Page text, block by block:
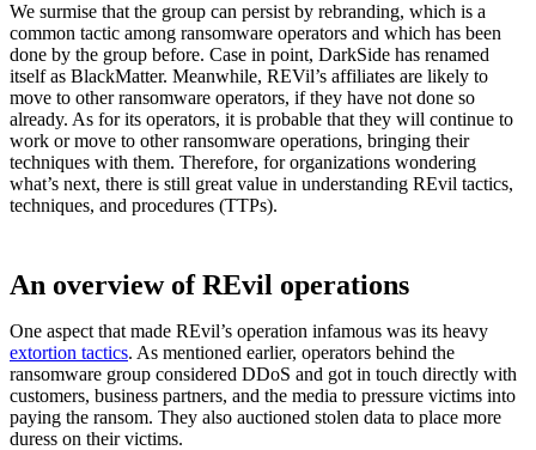
We surmise that the group can persist by rebranding, which is a
common tactic among ransomware operators and which has been
done by the group before. Case in point, DarkSide has renamed
itself as BlackMatter. Meanwhile, REVil’s affiliates are likely to
move to other ransomware operators, if they have not done so
already. As for its operators, it is probable that they will continue to
work or move to other ransomware operations, bringing their
techniques with them. Therefore, for organizations wondering
what’s next, there is still great value in understanding REvil tactics,
techniques, and procedures (TTPs).
An overview of REvil operations
One aspect that made REvil’s operation infamous was its heavy
extortion tactics. As mentioned earlier, operators behind the
ransomware group considered DDoS and got in touch directly with
customers, business partners, and the media to pressure victims into
paying the ransom. They also auctioned stolen data to place more
duress on their victims.